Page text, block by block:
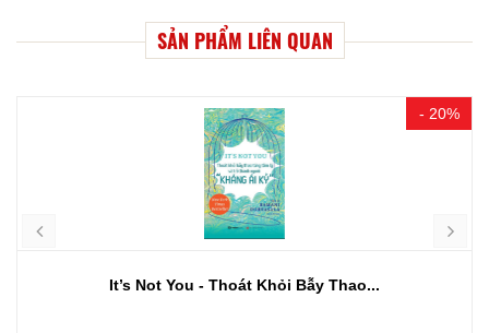
SẢN PHẨM LIÊN QUAN
- 20%
It’s Not You - Thoát Khỏi Bẫy Thao...